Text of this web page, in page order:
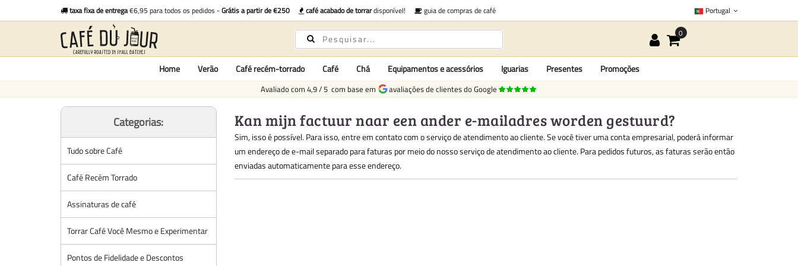
taxa fixa de entrega€6,95 para todos os pedidos -Grátis a partir de €250 café acabado de torrardisponível! guia de compras de café Portugal
Home Verão Café recém-torrado Café Chá Equipamentos e acessórios Iguarias Presentes Promoções
Avaliado com 4,9/5 com base em avaliações de clientes do Google
Kan mijn factuur naar een ander e-mailadres worden gestuurd?
Sim, isso é possível. Para isso, entre em contato com o serviço de atendimento ao cliente. Se você tiver uma conta empresarial, poderá informar
um endereço de e-mail separado para faturas por meio do nosso serviço de atendimento ao cliente. Para pedidos futuros, as faturas serão então
enviadas automaticamente para esse endereço.
Categorias:
Tudo sobre Café
Café Recém Torrado
Assinaturas de café
Torrar Café Você Mesmo e Experimentar
Pontos de Fidelidade e Descontos